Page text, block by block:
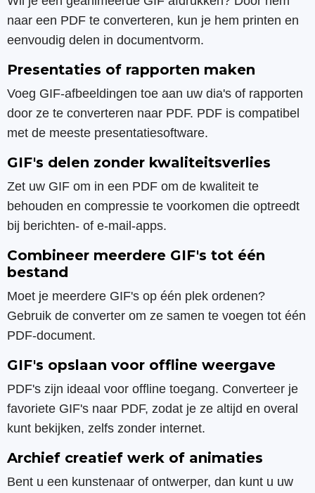
naar een PDF te converteren, kun je hem printen en
eenvoudig delen in documentvorm.
Presentaties of rapporten maken
Voeg GIF-afbeeldingen toe aan uw dia's of rapporten
door ze te converteren naar PDF. PDF is compatibel
met de meeste presentatiesoftware.
GIF's delen zonder kwaliteitsverlies
Zet uw GIF om in een PDF om de kwaliteit te
behouden en compressie te voorkomen die optreedt
bij berichten- of e-mail-apps.
Combineer meerdere GIF's tot één
bestand
Moet je meerdere GIF's op één plek ordenen?
Gebruik de converter om ze samen te voegen tot één
PDF-document.
GIF's opslaan voor offline weergave
PDF's zijn ideaal voor offline toegang. Converteer je
favoriete GIF's naar PDF, zodat je ze altijd en overal
kunt bekijken, zelfs zonder internet.
Archief creatief werk of animaties
Bent u een kunstenaar of ontwerper, dan kunt u uw